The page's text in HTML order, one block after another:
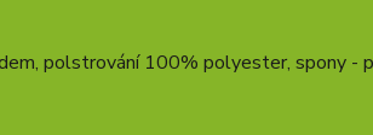
polstrování 100% polyester, spony -